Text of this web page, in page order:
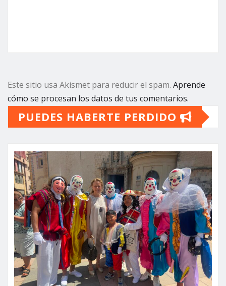
Este sitio usa Akismet para reducir el spam. Aprende
cómo se procesan los datos de tus comentarios.
PUEDES HABERTE PERDIDO